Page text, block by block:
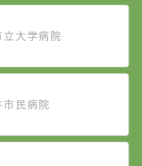
立大学病院
市民病院